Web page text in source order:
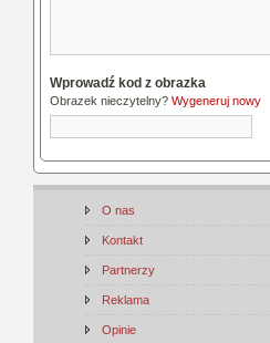
Wprowadź kod z obrazka
Obrazek nieczytelny? Wygeneruj nowy
O nas
Kontakt
Partnerzy
Reklama
Opinie